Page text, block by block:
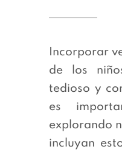
Incorporar
de los
tedioso y
es
explorando
incluyan